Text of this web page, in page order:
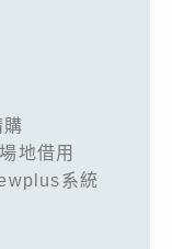
購
場地借用
系統